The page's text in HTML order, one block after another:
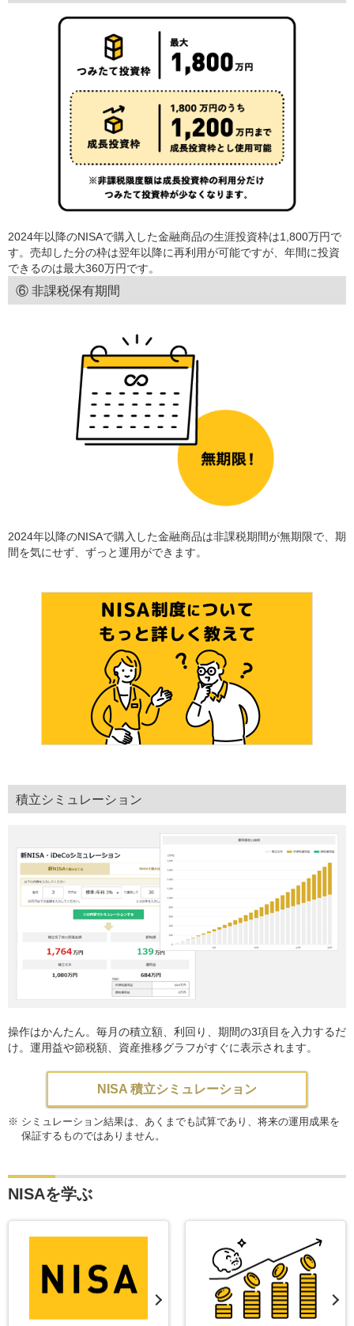
2024年以降のNISAで購入した金融商品の生涯投資枠は1,800万円で
す。売却した分の枠は翌年以降に再利用が可能ですが、年間に投資
できるのは最大360万円です。
⑥ 非課税保有期間
2024年以降のNISAで購入した金融商品は非課税期間が無期限で、期
間を気にせず、ずっと運用ができます。
積立シミュレーション
操作はかんたん。毎月の積立額、利回り、期間の3項目を入力するだ
け。運用益や節税額、資産推移グラフがすぐに表示されます。
NISA 積立シミュレーション
※ シミュレーション結果は、あくまでも試算であり、将来の運用成果を
保証するものではありません。
NISAを学ぶ